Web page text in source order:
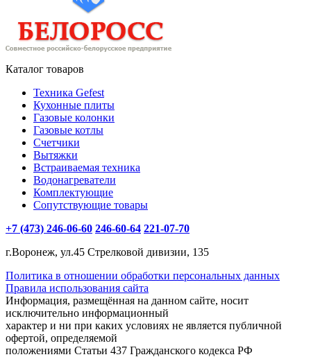
Каталог товаров
Техника Gefest
Кухонные плиты
Газовые колонки
Газовые котлы
Счетчики
Вытяжки
Встраиваемая техника
Водонагреватели
Комплектующие
Сопутствующие товары
+7 (473) 246-06-60 246-60-64 221-07-70
г.Воронеж, ул.45 Стрелковой дивизии, 135
Политика в отношении обработки персональных данных
Правила использования сайта
Информация, размещённая на данном сайте, носит
исключительно информационный
характер и ни при каких условиях не является публичной
офертой, определяемой
положениями Статьи 437 Гражданского кодекса РФ